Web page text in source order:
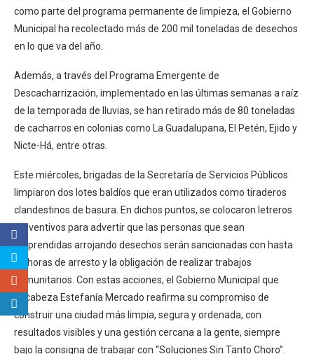
como parte del programa permanente de limpieza, el Gobierno
Municipal ha recolectado más de 200 mil toneladas de desechos
en lo que va del año.
Además, a través del Programa Emergente de
Descacharrización, implementado en las últimas semanas a raíz
de la temporada de lluvias, se han retirado más de 80 toneladas
de cacharros en colonias como La Guadalupana, El Petén, Ejido y
Nicte-Há, entre otras.
Este miércoles, brigadas de la Secretaría de Servicios Públicos
limpiaron dos lotes baldíos que eran utilizados como tiraderos
clandestinos de basura. En dichos puntos, se colocaron letreros
preventivos para advertir que las personas que sean
sorprendidas arrojando desechos serán sancionadas con hasta
36 horas de arresto y la obligación de realizar trabajos
comunitarios. Con estas acciones, el Gobierno Municipal que
encabeza Estefanía Mercado reafirma su compromiso de
construir una ciudad más limpia, segura y ordenada, con
resultados visibles y una gestión cercana a la gente, siempre
bajo la consigna de trabajar con “Soluciones Sin Tanto Choro”.